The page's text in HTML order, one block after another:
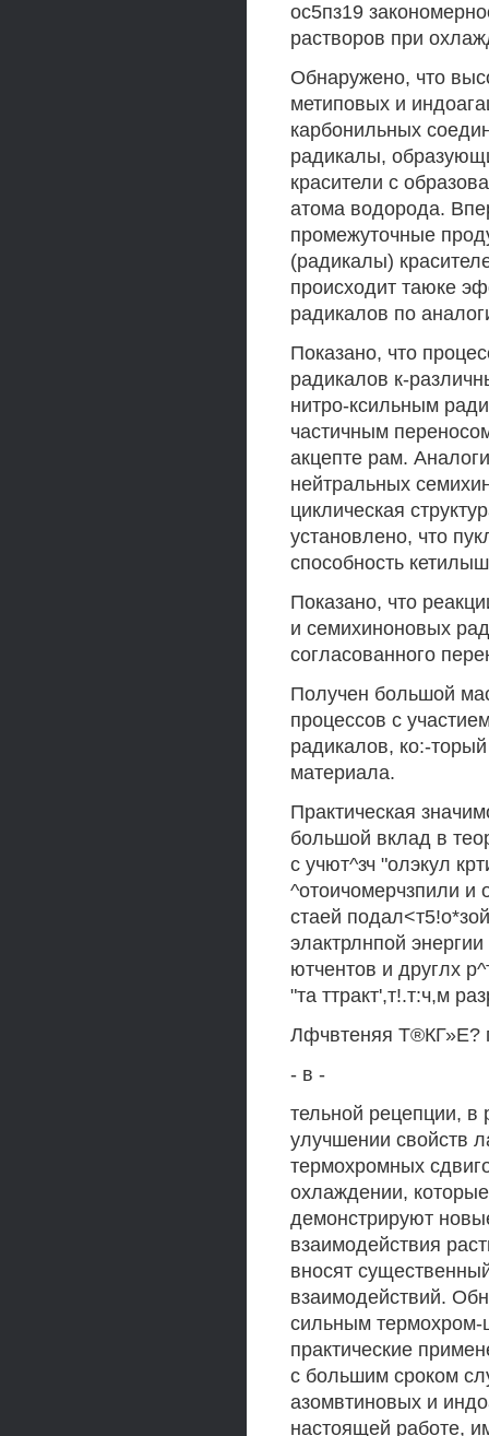
ос5пз19
растворов при
Обнаружено, что
метиповых и
карбонильных
радикалы,
красители с
атома водорода.
промежуточные
(радикалы)
происходит таюке
радикалов по
Показано, что
радикалов к-
нитро-ксильным
частичным
акцепте рам.
нейтральных
циклическая
установлено, что
способность
Показано, что
и семихиноновых
согласованного
Получен большой
процессов с
радикалов, ко:-
материала.
Практическая
большой вклад в
с учют^зч "олэкул
^отоичомерчзпили и
стаей
элактрлнпой
ютчентов и друглх
"та ттракт',т!.т:ч,м
Лфчвтеняя Т®КГ»Е?
- в -
тельной рецепции, в
улучшении свойств
термохромных
охлаждении,
демонстрируют
взаимодействия
вносят
взаимодействий.
сильным
практические
с большим сроком
азомвтиновых и
настоящей работе,